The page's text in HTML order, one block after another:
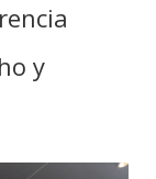
y